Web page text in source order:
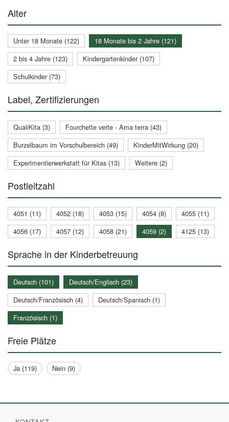
Alter
Unter 18 Monate (122)
18 Monate bis 2 Jahre (121)
2 bis 4 Jahre (123)
Kindergartenkinder (107)
Schulkinder (73)
Label, Zertifizierungen
QualiKita (3)
Fourchette verte - Ama terra (43)
Burzelbaum im Vorschulbereich (49)
KinderMitWirkung (20)
Experimentierwerkstatt für Kitas (13)
Weitere (2)
Postleitzahl
4051 (11) 4052 (18) 4053 (15) 4054 (8)
4055 (11)
4056 (17)
4057 (12) 4058 (21) 4059 (2) 4125 (13)
Sprache in der Kinderbetreuung
Deutsch (101)
Deutsch/Englisch (23)
Deutsch/Französisch (4)
Deutsch/Spanisch (1)
Französisch (1)
Freie Plätze
Ja (119) Nein (9)